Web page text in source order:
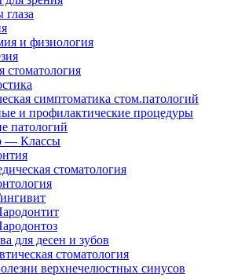
и физиология
стоматология
симптоматика стом.патологий
и профилактические процедуры
патологий
— Классы
стоматология
для десен и зубов
стоматология
верхнечелюстных синусов